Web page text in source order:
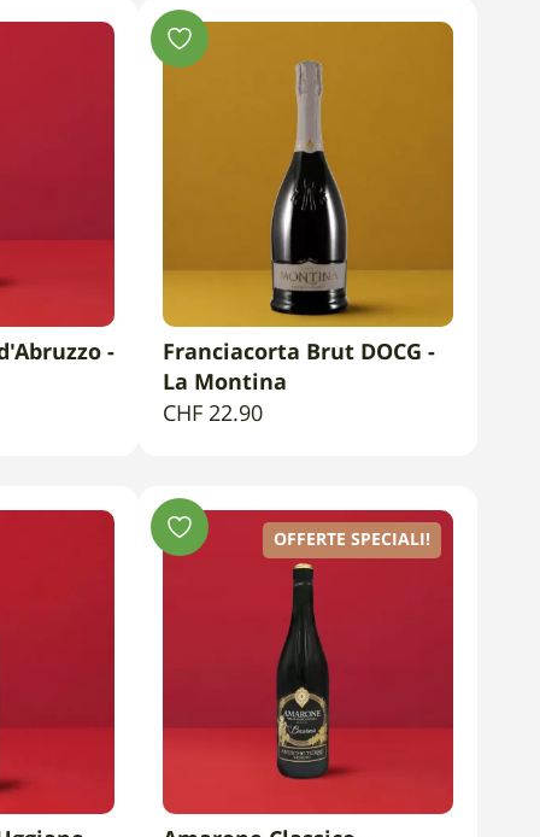
-
AGGIUNGI AL CARRELLO
Franciacorta Brut DOCG -
La Montina
CHF 22.90
OFFERTE SPECIALI!